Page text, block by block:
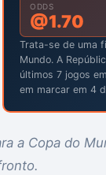
ODDS
@1.70
Trata-se de uma
Mundo. A
últimos 7 jogos
em marcar em 4
a Copa do